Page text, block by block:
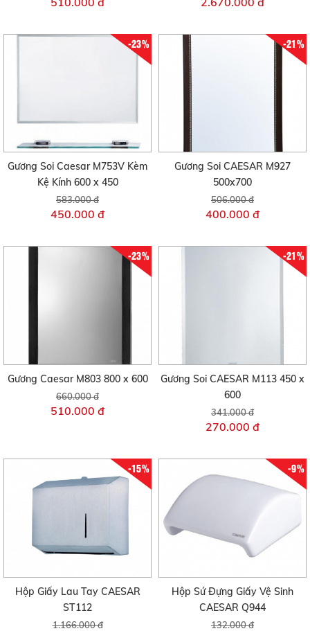
-23%
Gương Soi Caesar M753V Kèm
Kệ Kính 600 x 450
583.000 đ
450.000 đ
-21%
Gương Soi CAESAR M927
500x700
506.000 đ
400.000 đ
-23%
Gương Caesar M803 800 x 600
660.000 đ
510.000 đ
-21%
Gương Soi CAESAR M113 450 x
600
341.000 đ
270.000 đ
-15%
Hộp Giấy Lau Tay CAESAR
ST112
1.166.000 đ
-9%
Hộp Sứ Đựng Giấy Vệ Sinh
CAESAR Q944
132.000 đ